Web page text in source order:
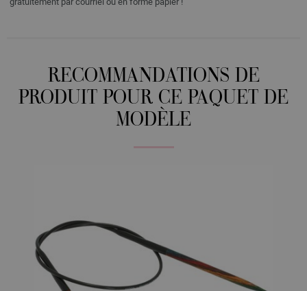
RECOMMANDATIONS DE
PRODUIT POUR CE PAQUET DE
MODÈLE